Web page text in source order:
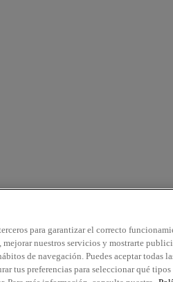
para garantizar el correcto
nuestros servicios y mostrarte
de navegación. Puedes aceptar todas
tus preferencias para seleccionar qué tipos